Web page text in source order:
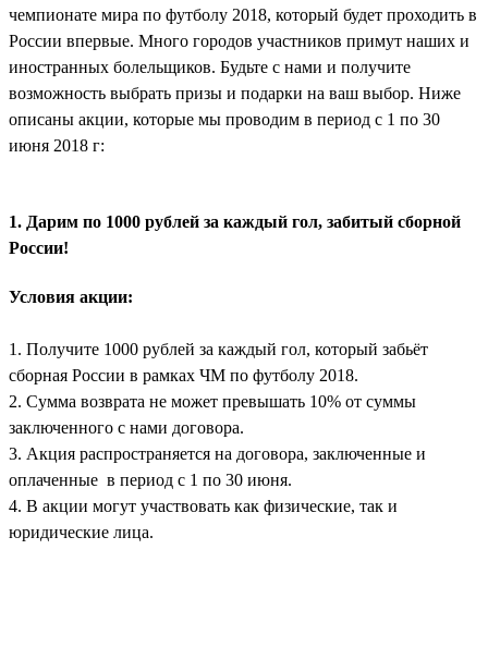
чемпионате мира по футболу 2018, который будет проходить в
России впервые. Много городов участников примут наших и
иностранных болельщиков. Будьте с нами и получите
возможность выбрать призы и подарки на ваш выбор. Ниже
описаны акции, которые мы проводим в период с 1 по 30
июня 2018 г:
1. Дарим по 1000 рублей за каждый гол, забитый сборной
России!
Условия акции:
1. Получите 1000 рублей за каждый гол, который забьёт
сборная России в рамках ЧМ по футболу 2018.
2. Сумма возврата не может превышать 10% от суммы
заключенного с нами договора.
3. Акция распространяется на договора, заключенные и
оплаченные в период с 1 по 30 июня.
4. В акции могут участвовать как физические, так и
юридические лица.